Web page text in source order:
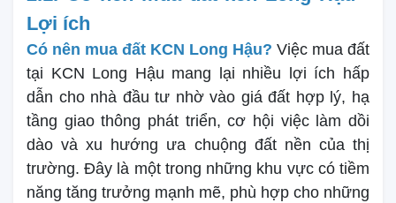
Lợi ích
Có nên mua đất KCN Long Hậu? Việc mua đất
tại KCN Long Hậu mang lại nhiều lợi ích hấp
dẫn cho nhà đầu tư nhờ vào giá đất hợp lý, hạ
tầng giao thông phát triển, cơ hội việc làm dồi
dào và xu hướng ưa chuộng đất nền của thị
trường. Đây là một trong những khu vực có tiềm
năng tăng trưởng mạnh mẽ, phù hợp cho những